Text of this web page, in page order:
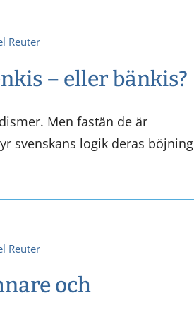
Reuter
– eller bänkis?
Men fastän de är
svenskans logik deras böjning
Reuter
och